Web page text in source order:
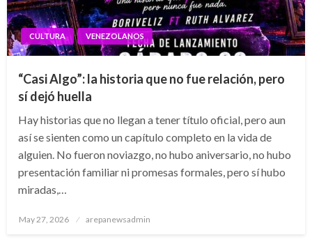
CULTURA VENEZOLANOS
“Casi Algo”: la historia que no fue relación, pero
sí dejó huella
Hay historias que no llegan a tener título oficial, pero aun
así se sienten como un capítulo completo en la vida de
alguien. No fueron noviazgo, no hubo aniversario, no hubo
presentación familiar ni promesas formales, pero sí hubo
miradas,…
Posted
May 27, 2026 arepanewsadmin